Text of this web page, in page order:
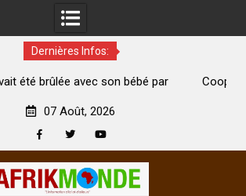
Dernières Infos:
bébé par
Coopération: Le ministre
07 Août, 2026